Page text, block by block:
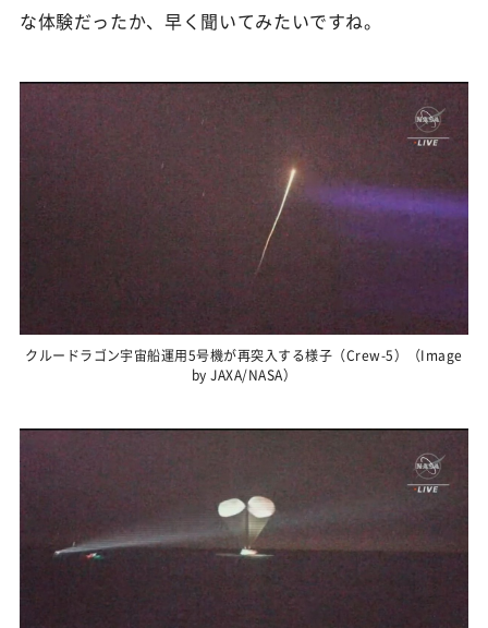
な体験だったか、早く聞いてみたいですね。
クルードラゴン宇宙船運用5号機が再突入する様子（Crew-5）（Image
by JAXA/NASA）